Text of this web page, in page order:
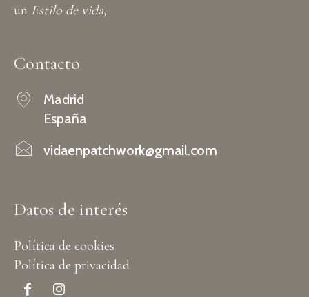
un Estilo de vida,
Contacto
Madrid
España
vidaenpatchwork@gmail.com
Datos de interés
Política de cookies
Política de privacidad